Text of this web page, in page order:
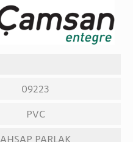
09223
PVC
AHŞAP PARLAK